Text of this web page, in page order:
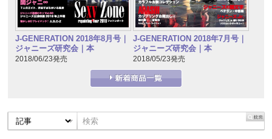
J-GENERATION 2018年8月号｜
ジャニーズ研究会｜本
2018/06/23発売
J-GENERATION 2018年7月号｜
ジャニーズ研究会｜本
2018/05/23発売